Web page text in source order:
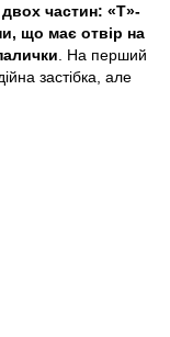
частин: «Т»-
що має отвір на
. На перший
застібка, але